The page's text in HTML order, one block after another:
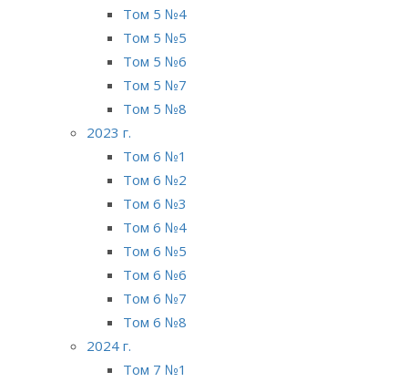
Том 5 №4
Том 5 №5
Том 5 №6
Том 5 №7
Том 5 №8
2023 г.
Том 6 №1
Том 6 №2
Том 6 №3
Том 6 №4
Том 6 №5
Том 6 №6
Том 6 №7
Том 6 №8
2024 г.
Том 7 №1